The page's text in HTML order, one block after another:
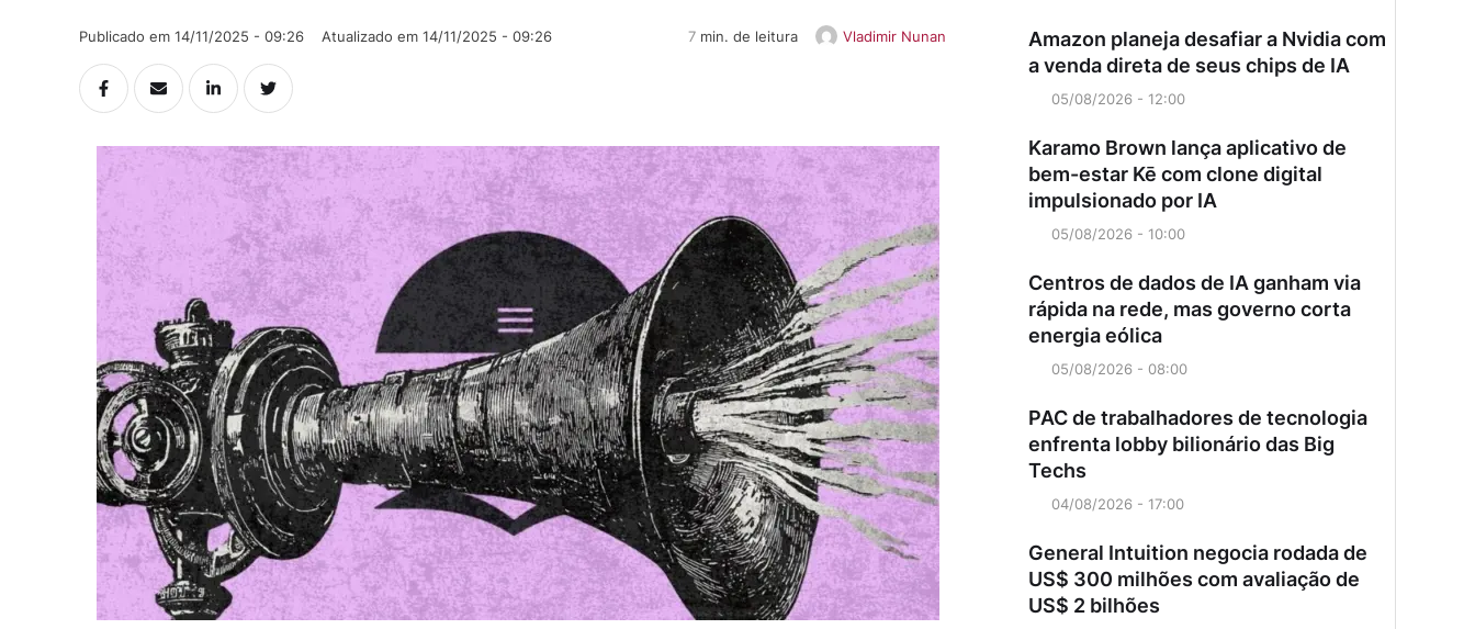
Publicado em 14/11/2025 - 09:26 Atualizado em 14/11/2025 - 09:26 7 min. de leitura Vladimir Nunan
Amazon planeja desafiar a Nvidia com
a venda direta de seus chips de IA
05/08/2026 - 12:00
Karamo Brown lança aplicativo de
bem-estar Kē com clone digital
impulsionado por IA
05/08/2026 - 10:00
Centros de dados de IA ganham via
rápida na rede, mas governo corta
energia eólica
05/08/2026 - 08:00
PAC de trabalhadores de tecnologia
enfrenta lobby bilionário das Big
Techs
04/08/2026 - 17:00
General Intuition negocia rodada de
US$ 300 milhões com avaliação de
US$ 2 bilhões